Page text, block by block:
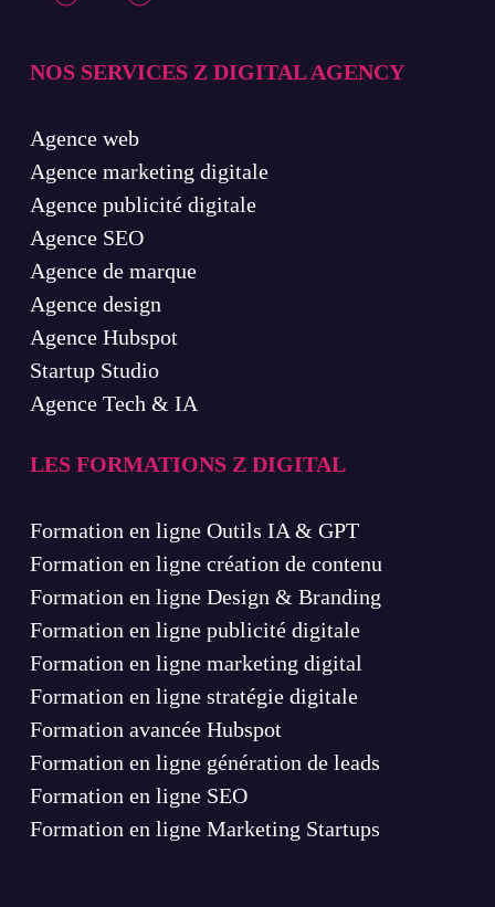
NOS SERVICES Z DIGITAL AGENCY
Agence web
Agence marketing digitale
Agence publicité digitale
Agence SEO
Agence de marque
Agence design
Agence Hubspot
Startup Studio
Agence Tech & IA
LES FORMATIONS Z DIGITAL
Formation en ligne Outils IA & GPT
Formation en ligne création de contenu
Formation en ligne Design & Branding
Formation en ligne publicité digitale
Formation en ligne marketing digital
Formation en ligne stratégie digitale
Formation avancée Hubspot
Formation en ligne génération de leads
Formation en ligne SEO
Formation en ligne Marketing Startups